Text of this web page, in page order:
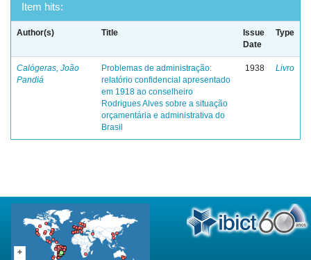
Item hits:
Author(s) Title
Issue
Date
Type
Calógeras, João
Pandiá
Problemas de administração:
relatório confidencial apresentado
em 1918 ao conselheiro
Rodrigues Alves sobre a situação
orçamentária e administrativa do
Brasil
1938 Livro